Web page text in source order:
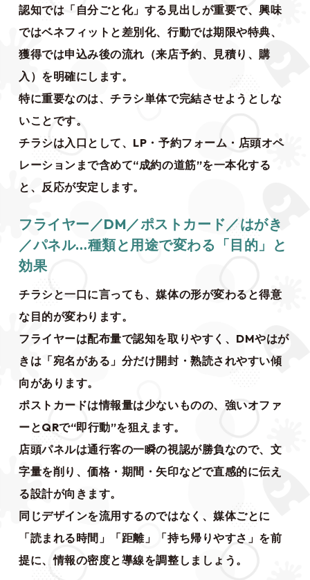
認知では「自分ごと化」する見出しが重要で、興味
ではベネフィットと差別化、行動では期限や特典、
獲得では申込み後の流れ（来店予約、見積り、購
入）を明確にします。
特に重要なのは、チラシ単体で完結させようとしな
いことです。
チラシは入口として、LP・予約フォーム・店頭オペ
レーションまで含めて“成約の道筋”を一本化する
と、反応が安定します。
フライヤー／DM／ポストカード／はがき
／パネル…種類と用途で変わる「目的」と
効果
チラシと一口に言っても、媒体の形が変わると得意
な目的が変わります。
フライヤーは配布量で認知を取りやすく、DMやはが
きは「宛名がある」分だけ開封・熟読されやすい傾
向があります。
ポストカードは情報量は少ないものの、強いオファ
ーとQRで“即行動”を狙えます。
店頭パネルは通行客の一瞬の視認が勝負なので、文
字量を削り、価格・期間・矢印などで直感的に伝え
る設計が向きます。
同じデザインを流用するのではなく、媒体ごとに
「読まれる時間」「距離」「持ち帰りやすさ」を前
提に、情報の密度と導線を調整しましょう。